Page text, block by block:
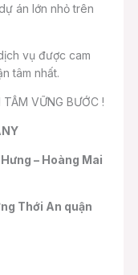
án lớn nhỏ trên
vụ được cam
tâm nhất.
VỮNG BƯỚC !
– Hoàng Mai
Thới An quận